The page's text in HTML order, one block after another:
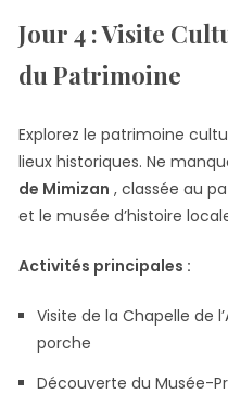
Jour 4 : Visite
du Patrimoine
Explorez le patrimoine
lieux historiques. Ne
de Mimizan , classée au
et le musée d’histoire
Activités principales :
Visite de la Chapelle de
porche
Découverte du Musée-